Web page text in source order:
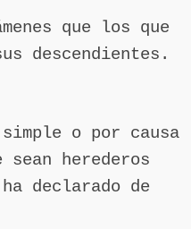
que los que
descendientes.
o por causa
herederos
declarado de